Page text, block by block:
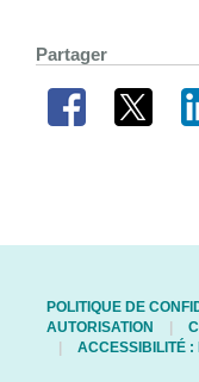
Partager
POLITIQUE DE
AUTORISATION
ACCESSIBILITÉ :